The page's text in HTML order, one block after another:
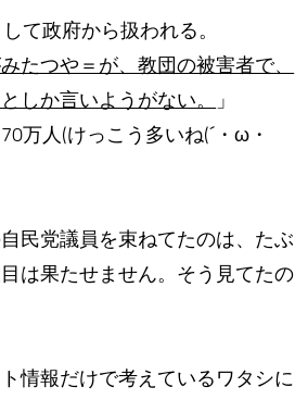
て政府から扱われる。
たつや＝が、教団の被害者で、
しか言いようがない。
」
万人(けっこう多いね(´・ω・
民党議員を束ねてたのは、たぶ
は果たせません。そう見てたの
情報だけで考えているワタシに